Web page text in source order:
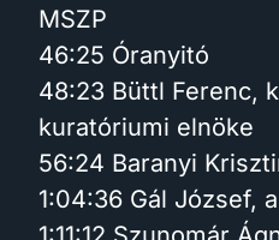
MSZP
46:25 Óranyitó
48:23 Büttl Ferenc,
kuratóriumi elnöke
56:24 Baranyi
1:04:36 Gál József,